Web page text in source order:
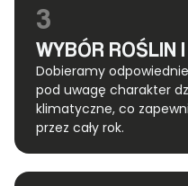
3
WYBÓR ROŚLIN
Dobieramy
pod uwagę charakter
klimatyczne, co
przez cały rok.